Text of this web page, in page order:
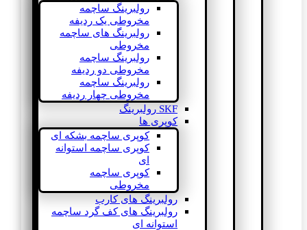
رولبرینگ ساچمه
مخروطی یک ردیفه
رولبرینگ های ساچمه
مخروطی
رولبرینگ ساچمه
مخروطی دو ردیفه
رولبرینگ ساچمه
مخروطی چهار ردیفه
SKF رولبرینگ
کوپری ها
کوپری ساچمه بشکه ای
کوپری ساچمه استوانه
ای
کوپری ساچمه
مخروطی
رولبرینگ های کارب
رولبرینگ های کف گرد ساچمه
استوانه ای